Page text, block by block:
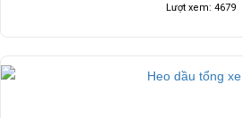
Lượt xem: 4679